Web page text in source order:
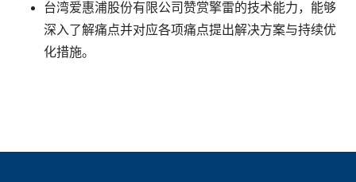
台湾爱惠浦股份有限公司赞赏擎雷的技术能力，能够
深入了解痛点并对应各项痛点提出解决方案与持续优
化措施。